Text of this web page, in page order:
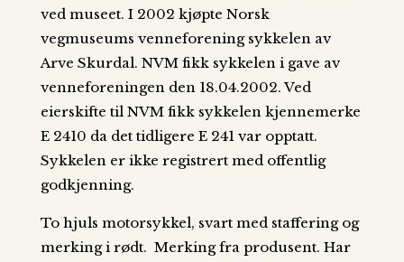
ved museet. I 2002 kjøpte Norsk
vegmuseums venneforening sykkelen av
Arve Skurdal. NVM fikk sykkelen i gave av
venneforeningen den 18.04.2002. Ved
eierskifte til NVM fikk sykkelen kjennemerke
E 2410 da det tidligere E 241 var opptatt.
Sykkelen er ikke registrert med offentlig
godkjenning.
To hjuls motorsykkel, svart med staffering og
merking i rødt. Merking fra produsent. Har